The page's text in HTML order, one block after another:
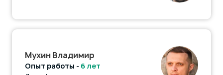
Мухин Владимир
Опыт работы - 6 лет